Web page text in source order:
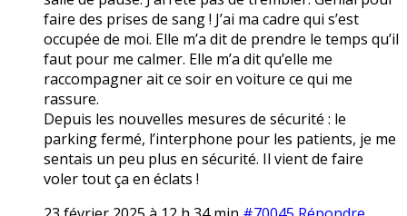
faire des prises de sang ! J’ai ma cadre qui s’est
occupée de moi. Elle m’a dit de prendre le temps qu’il
faut pour me calmer. Elle m’a dit qu’elle me
raccompagner ait ce soir en voiture ce qui me
rassure.
Depuis les nouvelles mesures de sécurité : le
parking fermé, l’interphone pour les patients, je me
sentais un peu plus en sécurité. Il vient de faire
voler tout ça en éclats !